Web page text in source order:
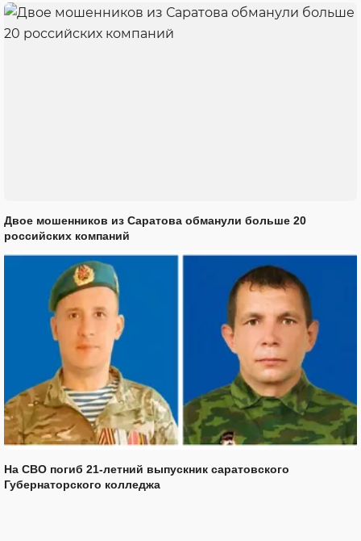
Двое мошенников из Саратова обманули больше 20
российских компаний
На СВО погиб 21-летний выпускник саратовского
Губернаторского колледжа